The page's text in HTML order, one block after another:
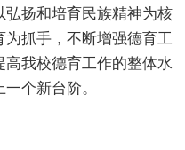
扬和培育民族精神为核
抓手，不断增强德育工
我校德育工作的整体水
个新台阶。